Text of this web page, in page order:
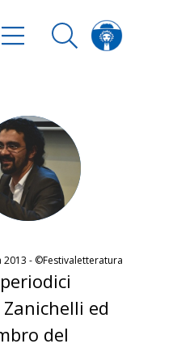
- ©Festivaletteratura
ed
del